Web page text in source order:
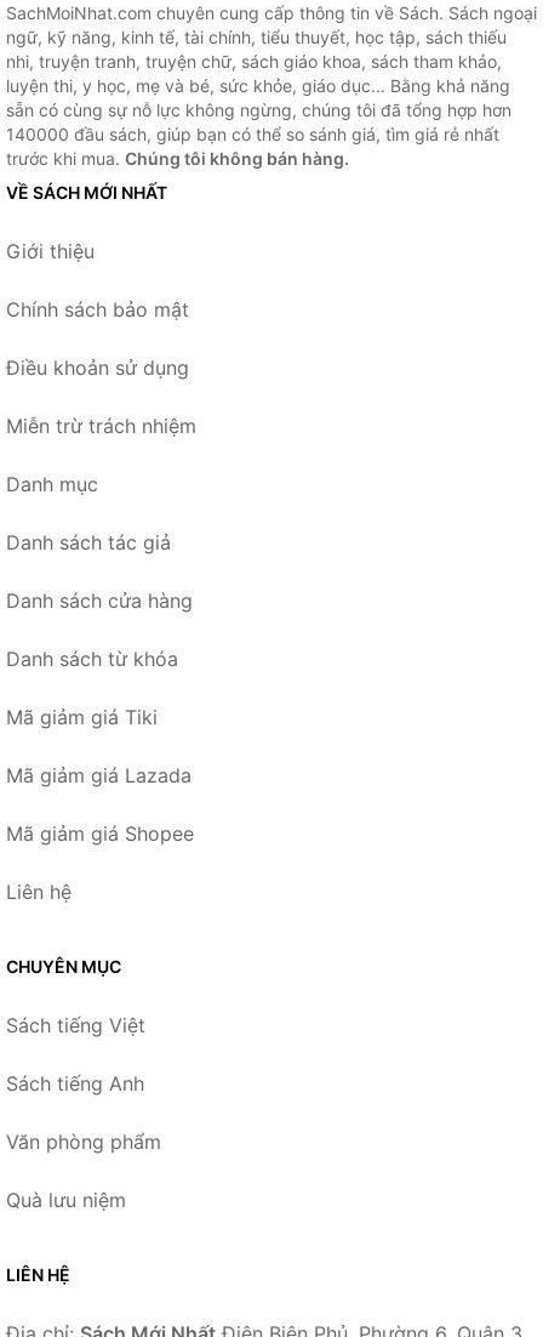
SachMoiNhat.com chuyên cung cấp thông tin về Sách. Sách ngoại
ngữ, kỹ năng, kinh tế, tài chính, tiểu thuyết, học tập, sách thiếu
nhi, truyện tranh, truyện chữ, sách giáo khoa, sách tham khảo,
luyện thi, y học, mẹ và bé, sức khỏe, giáo dục... Bằng khả năng
sẵn có cùng sự nỗ lực không ngừng, chúng tôi đã tổng hợp hơn
140000 đầu sách, giúp bạn có thể so sánh giá, tìm giá rẻ nhất
trước khi mua. Chúng tôi không bán hàng.
VỀ SÁCH MỚI NHẤT
Giới thiệu
Chính sách bảo mật
Điều khoản sử dụng
Miễn trừ trách nhiệm
Danh mục
Danh sách tác giả
Danh sách cửa hàng
Danh sách từ khóa
Mã giảm giá Tiki
Mã giảm giá Lazada
Mã giảm giá Shopee
Liên hệ
CHUYÊN MỤC
Sách tiếng Việt
Sách tiếng Anh
Văn phòng phẩm
Quà lưu niệm
LIÊN HỆ